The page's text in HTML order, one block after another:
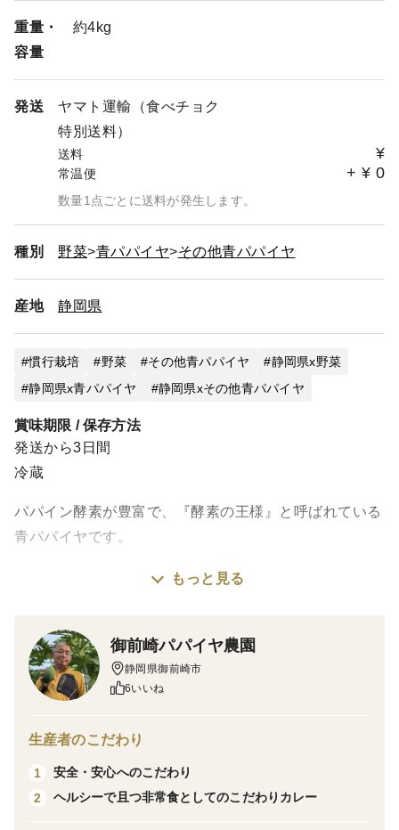
重量・
容量
約4kg
発送
ヤマト運輸（食べチョク
特別送料）
送料 ¥
常温便 + ¥ 0
数量1点ごとに送料が発生します。
種別 野菜 青パパイヤ その他青パパイヤ
産地 静岡県
慣行栽培 野菜 その他青パパイヤ
静岡県x野菜
静岡県x青パパイヤ
静岡県xその他青パパイヤ
賞味期限 / 保存方法
発送から3日間
冷蔵
パパイン酵素が豊富で、『酵素の王様』と呼ばれている
青パパイヤです。
ふだんの食事にパパイヤ料理を一品加えるだけで、健康
野菜として、サラダ、スムージー、炒め物、煮物、和え
物と、幅広くお使いいただけます。
れるほど酵素がタップリで、ジューシーな果肉が特徴で
もっと見る
御前崎パパイヤ農園
静岡県御前崎市
6いいね
生産者のこだわり
1
安全・安心へのこだわり
2
ヘルシーで且つ非常食としてのこだわりカレー